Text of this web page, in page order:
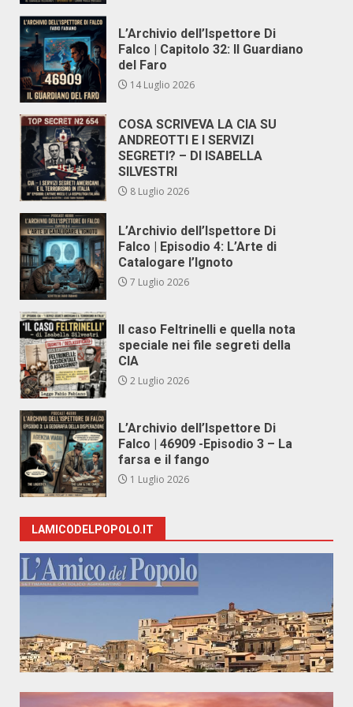
L’Archivio dell’Ispettore Di
Falco | Capitolo 32: Il Guardiano
del Faro
14 Luglio 2026
COSA SCRIVEVA LA CIA SU
ANDREOTTI E I SERVIZI
SEGRETI? – DI ISABELLA
SILVESTRI
8 Luglio 2026
L’Archivio dell’Ispettore Di
Falco | Episodio 4: L’Arte di
Catalogare l’Ignoto
7 Luglio 2026
Il caso Feltrinelli e quella nota
speciale nei file segreti della
CIA
2 Luglio 2026
L’Archivio dell’Ispettore Di
Falco | 46909 -Episodio 3 – La
farsa e il fango
1 Luglio 2026
LAMICODELPOPOLO.IT